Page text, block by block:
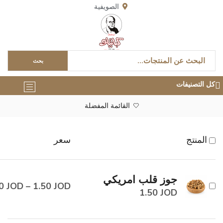
الصويفية
بحث
كل التصنيفات
القائمة المفضلة
المنتج سعر
جوز قلب امريكي
1.50 JOD
1.50JOD
–
JOD